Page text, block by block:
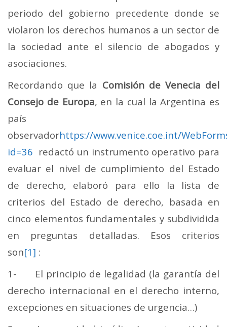
periodo del gobierno precedente donde se
violaron los derechos humanos a un sector de
la sociedad ante el silencio de abogados y
asociaciones.
Recordando que la Comisión de Venecia del
Consejo de Europa, en la cual la Argentina es
país
observadorhttps://www.venice.coe.int/
id=36 redactó un instrumento operativo para
evaluar el nivel de cumplimiento del Estado
de derecho, elaboró para ello la lista de
criterios del Estado de derecho, basada en
cinco elementos fundamentales y subdividida
en preguntas detalladas. Esos criterios
son[1] :
1- El principio de legalidad (la garantía del
derecho internacional en el derecho interno,
excepciones en situaciones de urgencia…)